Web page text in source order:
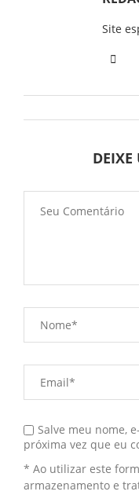
Site
Salve meu nome,
próxima vez que eu
* Ao utilizar este
armazenamento e